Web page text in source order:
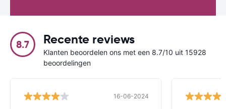
8.7 Recente reviews
Klanten beoordelen ons met een 8.7/10 uit 15928
beoordelingen
16-06-2024